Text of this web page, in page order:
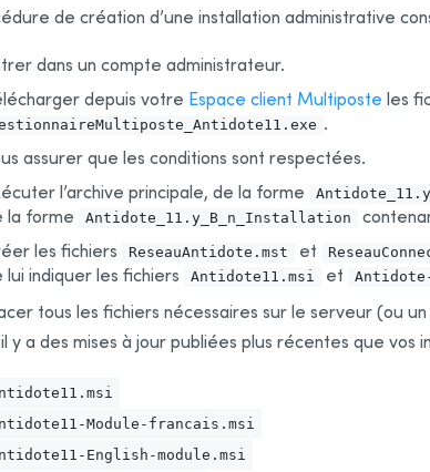
de création d’une installation administrative
dans un compte administrateur.
depuis votre Espace client Multiposte les
.
assurer que les conditions sont respectées.
l’archive principale, de la forme
la forme
Antidote_11.y_B_n_Installation
les fichiers
ReseauAntidote.mst et
lui indiquer les fichiers
Antidote11.msi et
tous les fichiers nécessaires sur le serveur (ou
y a des mises à jour publiées plus récentes que
Module-francais.msi
English-module.msi